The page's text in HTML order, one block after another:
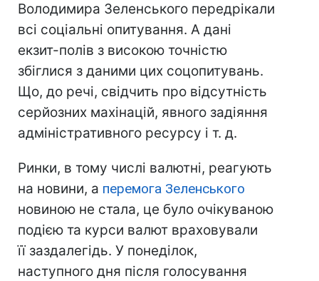
Володимира Зеленського передрікали
всі соціальні опитування. А дані
екзит-полів з високою точністю
збіглися з даними цих соцопитувань.
Що, до речі, свідчить про відсутність
серйозних махінацій, явного задіяння
адміністративного ресурсу і т. д.
Ринки, в тому числі валютні, реагують
на новини, а перемога Зеленського
новиною не стала, це було очікуваною
подією та курси валют враховували
її заздалегідь. У понеділок,
наступного дня після голосування